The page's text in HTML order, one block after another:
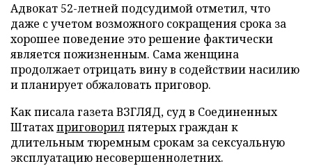
Адвокат 52-летней подсудимой отметил, что
даже с учетом возможного сокращения срока за
хорошее поведение это решение фактически
является пожизненным. Сама женщина
продолжает отрицать вину в содействии насилию
и планирует обжаловать приговор.
Как писала газета ВЗГЛЯД, суд в Соединенных
Штатахприговорилпятерых граждан к
длительным тюремным срокам за сексуальную
эксплуатацию несовершеннолетних.